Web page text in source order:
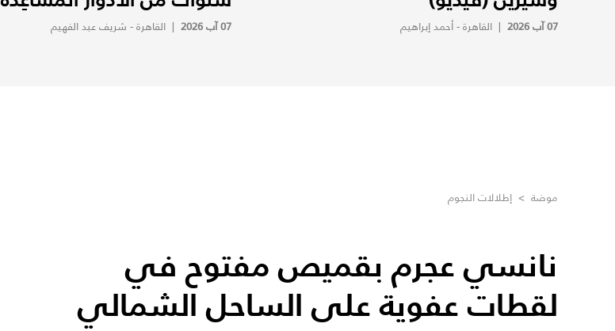
07 آب 2026 | القاهرة - أحمد إبراهيم 07 آب 2026 | القاهرة - شريف عبد الفهيم
موضة > إطلالات النجوم
نانسي عجرم بقميص مفتوح في
لقطات عفوية على الساحل الشمالي